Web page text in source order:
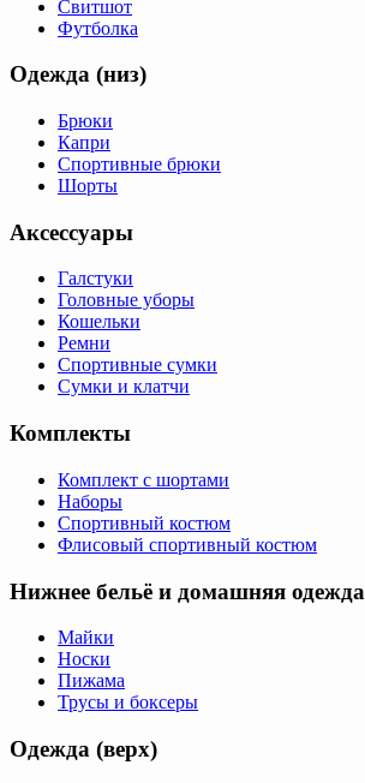
Свитшот
Футболка
Одежда (низ)
Брюки
Капри
Спортивные брюки
Шорты
Аксессуары
Галстуки
Головные уборы
Кошельки
Ремни
Спортивные сумки
Сумки и клатчи
Комплекты
Комплект с шортами
Наборы
Спортивный костюм
Флисовый спортивный костюм
Нижнее бельё и домашняя одежда
Майки
Носки
Пижама
Трусы и боксеры
Одежда (верх)